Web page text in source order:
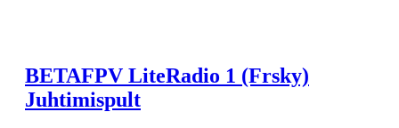
BETAFPV LiteRadio 1 (Frsky)
Juhtimispult